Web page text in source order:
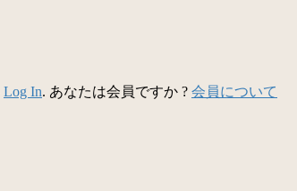
Log In. あなたは会員ですか ? 会員について